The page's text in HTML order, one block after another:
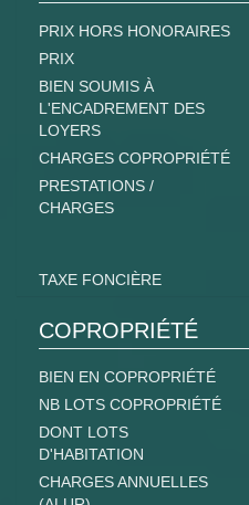
PRIX HORS HONORAIRES
PRIX
BIEN SOUMIS À
L'ENCADREMENT DES
LOYERS
CHARGES COPROPRIÉTÉ
PRESTATIONS /
CHARGES
TAXE FONCIÈRE
COPROPRIÉTÉ
BIEN EN COPROPRIÉTÉ
NB LOTS COPROPRIÉTÉ
DONT LOTS
D'HABITATION
CHARGES ANNUELLES